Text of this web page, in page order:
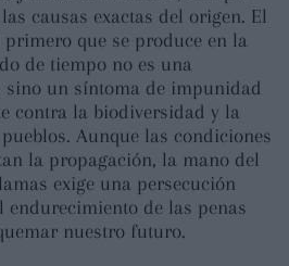
causas exactas del origen. El
primero que se produce en la
de tiempo no es una
un síntoma de impunidad
contra la biodiversidad y la
Aunque las condiciones
la propagación, la mano del
exige una persecución
de las penas
nuestro futuro.